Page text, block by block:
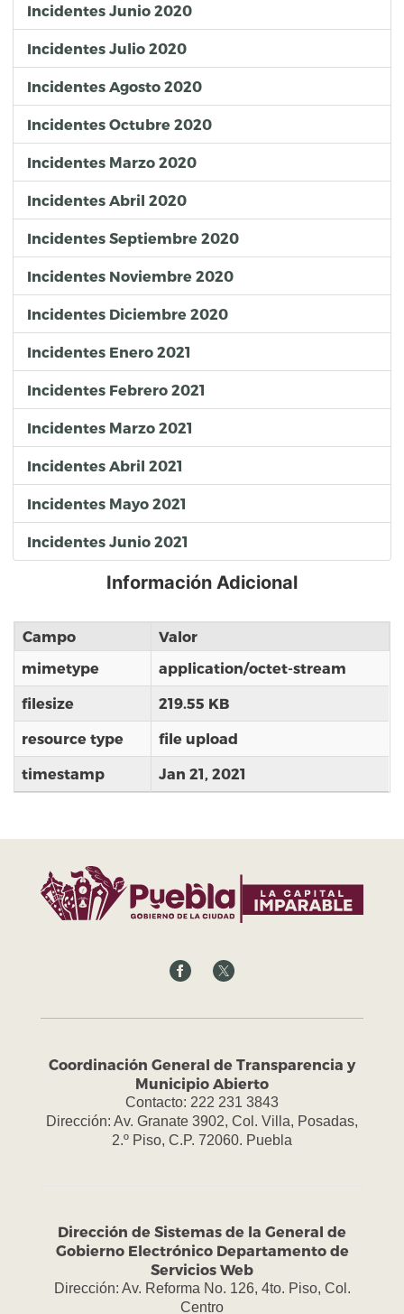
Incidentes Junio 2020
Incidentes Julio 2020
Incidentes Agosto 2020
Incidentes Octubre 2020
Incidentes Marzo 2020
Incidentes Abril 2020
Incidentes Septiembre 2020
Incidentes Noviembre 2020
Incidentes Diciembre 2020
Incidentes Enero 2021
Incidentes Febrero 2021
Incidentes Marzo 2021
Incidentes Abril 2021
Incidentes Mayo 2021
Incidentes Junio 2021
Información Adicional
Campo
Valor
mimetype
application/octet-stream
filesize 219.55 KB
resource type file upload
timestamp Jan 21, 2021
Coordinación General de Transparencia y
Municipio Abierto
Contacto: 222 231 3843
Dirección: Av. Granate 3902, Col. Villa, Posadas,
2.º Piso, C.P. 72060. Puebla
Dirección de Sistemas de la General de
Gobierno Electrónico Departamento de
Servicios Web
Dirección: Av. Reforma No. 126, 4to. Piso, Col.
Centro